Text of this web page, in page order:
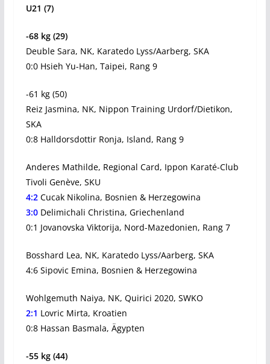
U21 (7)
-68 kg (29)
Deuble Sara, NK, Karatedo Lyss/Aarberg, SKA
0:0 Hsieh Yu-Han, Taipei, Rang 9
-61 kg (50)
Reiz Jasmina, NK, Nippon Training Urdorf/Dietikon,
SKA
0:8 Halldorsdottir Ronja, Island, Rang 9
Anderes Mathilde, Regional Card, Ippon Karaté-Club
Tivoli Genève, SKU
4:2 Cucak Nikolina, Bosnien & Herzegowina
3:0 Delimichali Christina, Griechenland
0:1 Jovanovska Viktorija, Nord-Mazedonien, Rang 7
Bosshard Lea, NK, Karatedo Lyss/Aarberg, SKA
4:6 Sipovic Emina, Bosnien & Herzegowina
Wohlgemuth Naiya, NK, Quirici 2020, SWKO
2:1 Lovric Mirta, Kroatien
0:8 Hassan Basmala, Ägypten
-55 kg (44)